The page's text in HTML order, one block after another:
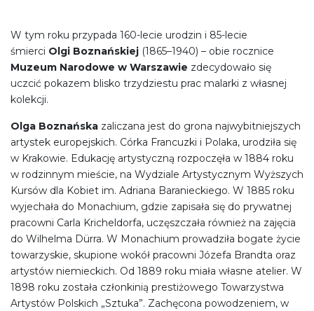
W tym roku przypada 160-lecie urodzin i 85-lecie
śmierci Olgi Boznańskiej (1865–1940) – obie rocznice
Muzeum Narodowe w Warszawie zdecydowało się
uczcić pokazem blisko trzydziestu prac malarki z własnej
kolekcji.
Olga Boznańska zaliczana jest do grona najwybitniejszych
artystek europejskich. Córka Francuzki i Polaka, urodziła się
w Krakowie. Edukację artystyczną rozpoczęła w 1884 roku
w rodzinnym mieście, na Wydziale Artystycznym Wyższych
Kursów dla Kobiet im. Adriana Baranieckiego. W 1885 roku
wyjechała do Monachium, gdzie zapisała się do prywatnej
pracowni Carla Kricheldorfa, uczęszczała również na zajęcia
do Wilhelma Dürra. W Monachium prowadziła bogate życie
towarzyskie, skupione wokół pracowni Józefa Brandta oraz
artystów niemieckich. Od 1889 roku miała własne atelier. W
1898 roku została członkinią prestiżowego Towarzystwa
Artystów Polskich „Sztuka”. Zachęcona powodzeniem, w